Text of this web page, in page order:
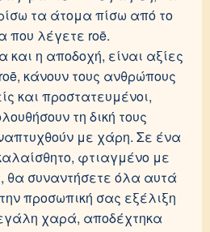
τα άτομα πίσω από το
που λέγετε roē.
η αποδοχή, είναι αξίες
κάνουν τους ανθρώπους
και προστατευμένοι,
τη δική τους
με χάρη. Σε ένα
φτιαγμένο με
θα συναντήσετε όλα αυτά
προσωπική σας εξέλιξη
χαρά, αποδέχτηκα